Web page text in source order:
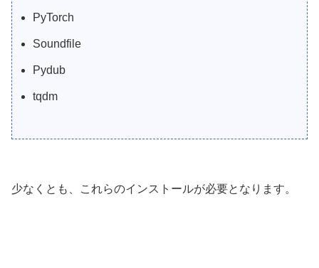
PyTorch
Soundfile
Pydub
tqdm
少なくとも、これらのインストールが必要となります。